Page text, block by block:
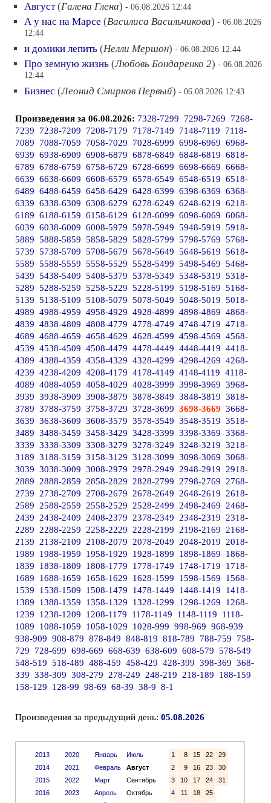
Август(Галена Глена) - 06.08.2026 12:44
А у нас на Марсе (Василиса Васильчикова) - 06.08.2026
12:44
и домики лепить (Нелли Мершон) - 06.08.2026 12:44
Про земную жизнь (Любовь Бондаренко 2) - 06.08.2026
12:44
Бизнес (Леонид Смирнов Первый) - 06.08.2026 12:43
Произведения за 06.08.2026: 7328-7299 7298-7269
7268-
7239
7238-7209 7208-7179 7178-7149 7148-7119
7118-
7089
7088-7059 7058-7029 7028-6999 6998-6969 6968-
6939 6938-6909 6908-6879 6878-6849 6848-6819 6818-
6789 6788-6759 6758-6729 6728-6699 6698-6669 6668-
6639 6638-6609 6608-6579 6578-6549 6548-6519 6518-
6489 6488-6459 6458-6429 6428-6399 6398-6369 6368-
6339 6338-6309 6308-6279 6278-6249 6248-6219 6218-
6189 6188-6159 6158-6129 6128-6099 6098-6069 6068-
6039 6038-6009 6008-5979 5978-5949 5948-5919 5918-
5889 5888-5859 5858-5829 5828-5799 5798-5769 5768-
5739 5738-5709 5708-5679 5678-5649 5648-5619 5618-
5589 5588-5559 5558-5529 5528-5499 5498-5469 5468-
5439 5438-5409 5408-5379 5378-5349 5348-5319 5318-
5289 5288-5259 5258-5229 5228-5199 5198-5169 5168-
5139 5138-5109 5108-5079 5078-5049 5048-5019 5018-
4989 4988-4959 4958-4929 4928-4899 4898-4869 4868-
4839 4838-4809 4808-4779 4778-4749 4748-4719 4718-
4689 4688-4659 4658-4629 4628-4599 4598-4569 4568-
4539 4538-4509 4508-4479 4478-4449 4448-4419 4418-
4389 4388-4359 4358-4329 4328-4299 4298-4269 4268-
4239 4238-4209 4208-4179 4178-4149 4148-4119 4118-
4089 4088-4059 4058-4029 4028-3999 3998-3969 3968-
3939 3938-3909 3908-3879 3878-3849 3848-3819 3818-
3789 3788-3759 3758-3729 3728-3699 3698-3669 3668-
3639 3638-3609 3608-3579 3578-3549 3548-3519 3518-
3489 3488-3459 3458-3429 3428-3399 3398-3369 3368-
3339 3338-3309 3308-3279 3278-3249 3248-3219 3218-
3189 3188-3159 3158-3129 3128-3099 3098-3069 3068-
3039 3038-3009 3008-2979 2978-2949 2948-2919
2918-
2889
2888-2859 2858-2829 2828-2799 2798-2769
2768-
2739
2738-2709 2708-2679 2678-2649 2648-2619
2618-
2589
2588-2559 2558-2529 2528-2499 2498-2469
2468-
2439
2438-2409 2408-2379 2378-2349 2348-2319
2318-
2289
2288-2259 2258-2229 2228-2199 2198-2169
2168-
2139
2138-2109 2108-2079 2078-2049 2048-2019
2018-
1989
1988-1959 1958-1929 1928-1899 1898-1869
1868-
1839
1838-1809 1808-1779 1778-1749 1748-1719
1718-
1689
1688-1659 1658-1629 1628-1599 1598-1569
1568-
1539
1538-1509 1508-1479 1478-1449 1448-1419
1418-
1389
1388-1359 1358-1329 1328-1299 1298-1269
1268-
1239
1238-1209 1208-1179 1178-1149 1148-1119
1118-
1089
1088-1059 1058-1029 1028-999 998-969 968-939
938-909 908-879 878-849 848-819 818-789 788-759
758-
729
728-699 698-669 668-639 638-609 608-579 578-549
548-519 518-489 488-459 458-429 428-399 398-369 368-
339 338-309 308-279 278-249 248-219 218-189
188-159
158-129
128-99 98-69 68-39 38-9 8-1
Произведения за предыдущий день: 05.08.2026
2013
2014
2015
2016
2020
2021
2022
2023
Январь
Июль
Февраль
Август
Март
Сентябрь
Апрель
Октябрь
1 8 15 22
29
2
9 16 23
30
3
10 17 24
31
4
11 18
25